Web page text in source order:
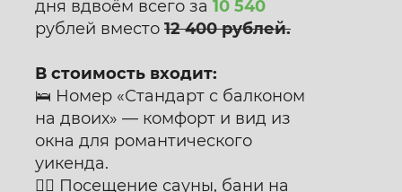
к
ц
и
к •
Б
о
дня вдвоём всего за 10 540
рублей вместо 12 400 рублей.
В стоимость входит:
🛌 Номер «Стандарт с балконом
на двоих» — комфорт и вид из
окна для романтического
уикенда.
🧖‍♀️ Посещение сауны, бани на